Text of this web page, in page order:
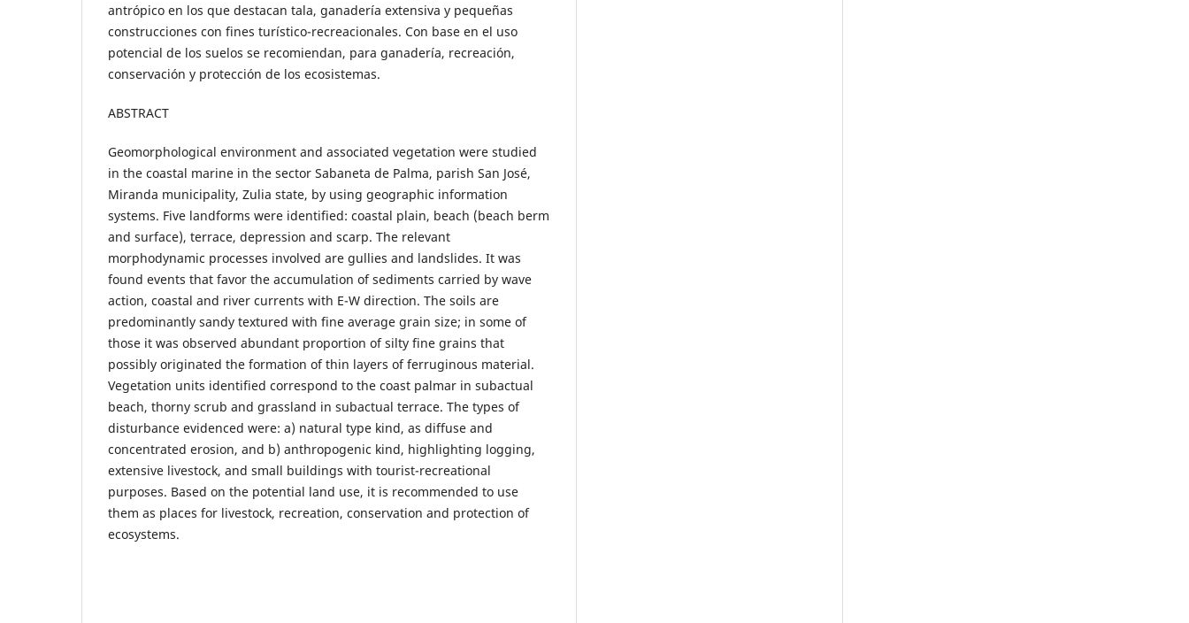
antrópico en los que destacan tala, ganadería extensiva y pequeñas
construcciones con fines turístico-recreacionales. Con base en el uso
potencial de los suelos se recomiendan, para ganadería, recreación,
conservación y protección de los ecosistemas.
ABSTRACT
Geomorphological environment and associated vegetation were studied
in the coastal marine in the sector Sabaneta de Palma, parish San José,
Miranda municipality, Zulia state, by using geographic information
systems. Five landforms were identified: coastal plain, beach (beach berm
and surface), terrace, depression and scarp. The relevant
morphodynamic processes involved are gullies and landslides. It was
found events that favor the accumulation of sediments carried by wave
action, coastal and river currents with E-W direction. The soils are
predominantly sandy textured with fine average grain size; in some of
those it was observed abundant proportion of silty fine grains that
possibly originated the formation of thin layers of ferruginous material.
Vegetation units identified correspond to the coast palmar in subactual
beach, thorny scrub and grassland in subactual terrace. The types of
disturbance evidenced were: a) natural type kind, as diffuse and
concentrated erosion, and b) anthropogenic kind, highlighting logging,
extensive livestock, and small buildings with tourist-recreational
purposes. Based on the potential land use, it is recommended to use
them as places for livestock, recreation, conservation and protection of
ecosystems.